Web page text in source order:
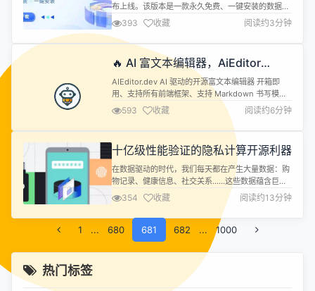
布上线。该版本是一款永久免费、一键安装的数据管
理解决方案，可以帮助开发者和中小企业实现高效的
数据复制与数据库 DevOps 方案。具有单机部署的
本地化优势，保障数据隐私与合规，满足更多用户对
于数据隐私和成本控制的需求。 🎁有奖征文 |
NineData 社区版发布，评测征文活动正式开启！本
次征文大奖...
393 收藏 阅读约3分钟
🔥 AI 富文本编辑器，AiEditor
v1.3.6 发布
AIEditor.dev AI 驱动的开源富文本编辑器 开箱即
用、支持所有前端框架、支持 Markdown 书写模式
什么是 AIEditor AiEditor 是一个面向 AI 的下一代富
文本编辑器，她基于 Web Component，因此支持
Layui、Vue、React、Angular 等几乎任何前端框
架。她适配了 PC Web 端和手机端，并提供了...
593 收藏 阅读约6分钟
十亿级性能验证的隐私计算开源利器
在数据驱动的时代，我们每天都在产生大量数据：购
物记录、健康信息、社交关系......这些数据蕴含巨大
价值，但也伴随着隐私泄露的风险。 试想一下： 医
院希望联合研究某种疾病，但患者数据无法直接共
享。 银行想合作分析反欺诈信息，但客户隐私数据必
须严格保护。 AI 公司需要使用大量用户数据训练模
型，但用户对自己数据的使用方式几乎无法控制。 传
统的数据共享方式就像在...
354 收藏 阅读约13分钟
1 ... 680 681 682 ... 1000
热门标签